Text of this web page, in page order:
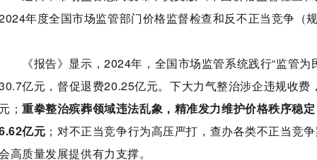
年度全国市场监管部门价格监督检查和反不正当竞争（
《报告》显示，2024年，全国市场监管系统践行“监管
亿元，督促退费20.25亿元。下大力气整治涉企违规收
；重拳整治殡葬领域违法乱象，精准发力维护价格秩序稳
亿元 ；对不正当竞争行为高压严打，查办各类不正当竞
高质量发展提供有力支撑。